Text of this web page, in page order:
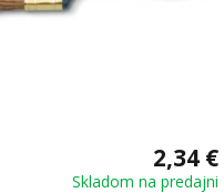
2,34 €
Skladom na predajni